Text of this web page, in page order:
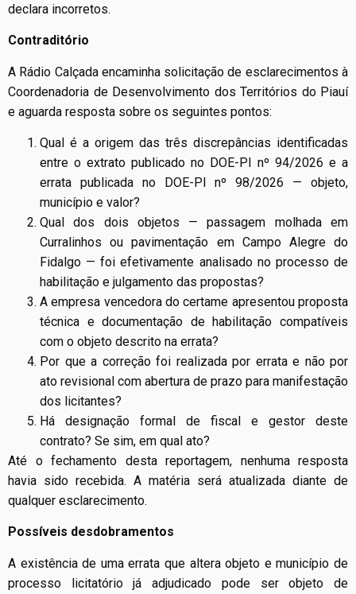
declara incorretos.
Contraditório
A Rádio Calçada encaminha solicitação de esclarecimentos à
Coordenadoria de Desenvolvimento dos Territórios do Piauí
e aguarda resposta sobre os seguintes pontos:
Qual é a origem das três discrepâncias identificadas
entre o extrato publicado no DOE-PI nº 94/2026 e a
errata publicada no DOE-PI nº 98/2026 — objeto,
município e valor?
Qual dos dois objetos — passagem molhada em
Curralinhos ou pavimentação em Campo Alegre do
Fidalgo — foi efetivamente analisado no processo de
habilitação e julgamento das propostas?
A empresa vencedora do certame apresentou proposta
técnica e documentação de habilitação compatíveis
com o objeto descrito na errata?
Por que a correção foi realizada por errata e não por
ato revisional com abertura de prazo para manifestação
dos licitantes?
Há designação formal de fiscal e gestor deste
contrato? Se sim, em qual ato?
Até o fechamento desta reportagem, nenhuma resposta
havia sido recebida. A matéria será atualizada diante de
qualquer esclarecimento.
Possíveis desdobramentos
A existência de uma errata que altera objeto e município de
processo licitatório já adjudicado pode ser objeto de